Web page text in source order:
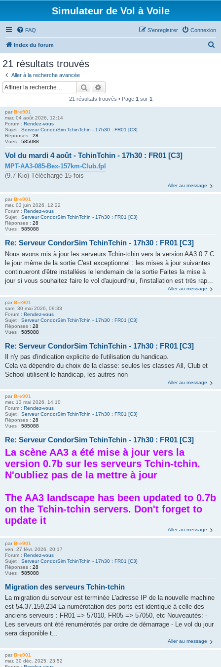
Simulateur de Vol à Voile
FAQ Connexion
S’enregistrer
Index du forum
21 résultats trouvés
Aller à la recherche avancée
Rechercher
21 résultats trouvés • Page 1 sur 1
par Bre901
mar. 04 août 2026, 12:14
Forum : Rendez-vous
Sujet : Serveur CondorSim TchinTchin - 17h30 : FR01 [C3]
Réponses : 28
Vues : 585088
Vol du mardi 4 août - TchinTchin - 17h30 : FR01 [C3]
MPT-AA3-085-Bex-157km-Club.fpl
(9.7 Kio) Téléchargé 15 fois
Aller au message
par Bre901
mer. 03 juin 2026, 12:22
Forum : Rendez-vous
Sujet : Serveur CondorSim TchinTchin - 17h30 : FR01 [C3]
Réponses : 28
Vues : 585088
Re: Serveur CondorSim TchinTchin - 17h30 : FR01 [C3]
Nous avons mis à jour les serveurs Tchin-tchin vers la version AA3 0.7 C
le jour même de la sortie C'est exceptionnel : les mises à jour suivantes
continueront d'être installées le lendemain de la sortie Faites la mise à
jour si vous souhaitez faire le vol d'aujourd'hui, l'installation est très rap...
Aller au message
par Bre901
sam. 30 mai 2026, 09:33
Forum : Rendez-vous
Sujet : Serveur CondorSim TchinTchin - 17h30 : FR01 [C3]
Réponses : 28
Vues : 585088
Re: Serveur CondorSim TchinTchin - 17h30 : FR01 [C3]
Il n'y pas d'indication explicite de l'utilisation du handicap.
Cela va dépendre du choix de la classe: seules les classes All, Club et
School utilisent le handicap, les autres non
Aller au message
par Bre901
mer. 13 mai 2026, 14:10
Forum : Rendez-vous
Sujet : Serveur CondorSim TchinTchin - 17h30 : FR01 [C3]
Réponses : 28
Vues : 585088
Re: Serveur CondorSim TchinTchin - 17h30 : FR01 [C3]
La scène AA3 a été mise à jour vers la
version 0.7b sur les serveurs Tchin-tchin.
N'oubliez pas de la mettre à jour
The AA3 landscape has been updated to 0.7b
on the Tchin-tchin servers. Don't forget to
update it
Aller au message
par Bre901
ven. 27 févr. 2026, 20:17
Forum : Rendez-vous
Sujet : Serveur CondorSim TchinTchin - 17h30 : FR01 [C3]
Réponses : 28
Vues : 585088
Migration des serveurs Tchin-tchin
La migration du serveur est terminée L'adresse IP de la nouvelle machine
est 54.37.159.234 La numérotation des ports est identique à celle des
anciens serveurs : FR01 => 57010, FR05 => 57050, etc Nouveautés: -
Les serveurs ont été renumérotés par ordre de démarrage - Le vol du jour
sera disponible t...
Aller au message
par Bre901
mar. 30 déc. 2025, 23:52